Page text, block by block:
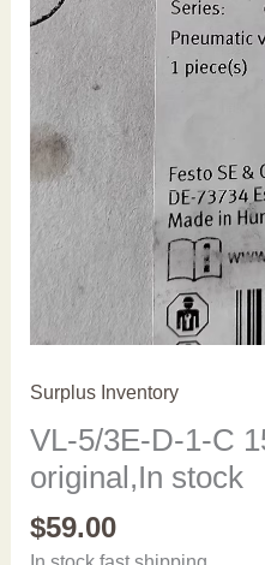
Surplus Inventory
VL-5/3E-D-1-C
original,In stock
$59.00